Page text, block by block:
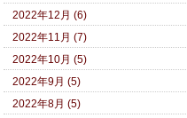
2022年12月 (6)
2022年11月 (7)
2022年10月 (5)
2022年9月 (5)
2022年8月 (5)